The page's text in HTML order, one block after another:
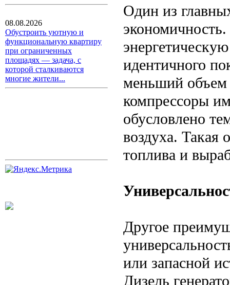
08.08.2026
Обустроить уютную и
функциональную квартиру
при ограниченных
площадях — задача, с
которой сталкиваются
многие жители...
Один из
идентичного
меньший объем
компрессоры
обусловлено
воздуха. Такая
топлива и
Другое
или запасной
Дизель